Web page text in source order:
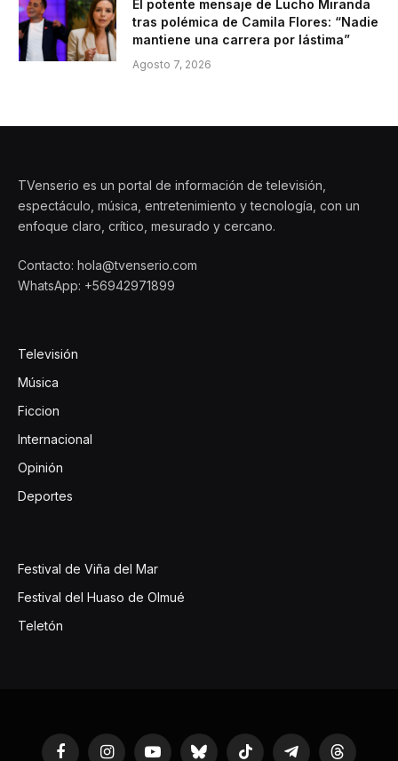
El potente mensaje de Lucho Miranda
tras polémica de Camila Flores: “Nadie
mantiene una carrera por lástima”
Agosto 7, 2026
TVenserio es un portal de información de televisión,
espectáculo, música, entretenimiento y tecnología, con un
enfoque claro, crítico, mesurado y cercano.
Contacto: hola@tvenserio.com
WhatsApp: +56942971899
Televisión
Música
Ficcion
Internacional
Opinión
Deportes
Festival de Viña del Mar
Festival del Huaso de Olmué
Teletón